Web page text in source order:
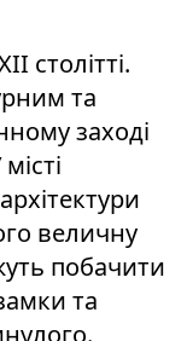
столітті.
та
заході
величну
побачити
та